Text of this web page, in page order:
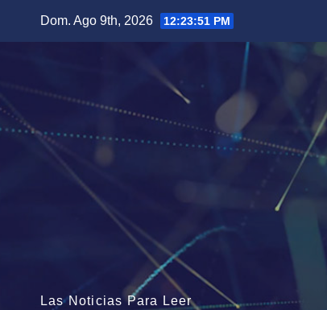
Dom. Ago 9th, 2026 12:23:53 PM
Las Noticias Para Leer